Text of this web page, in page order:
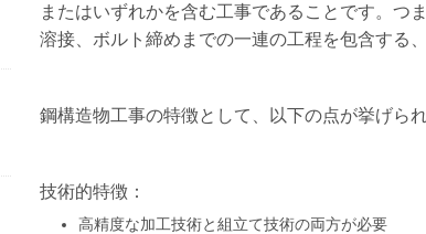
またはいずれかを含む工事であることです。つ
溶接、ボルト締めまでの一連の工程を包含する
鋼構造物工事の特徴として、以下の点が挙げられ
技術的特徴：
高精度な加工技術と組立て技術の両方が必要